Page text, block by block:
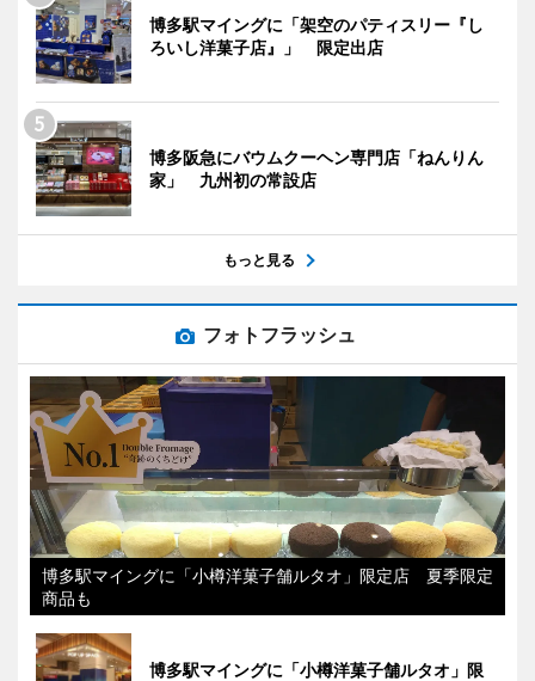
博多駅マイングに「架空のパティスリー『し
ろいし洋菓子店』」 限定出店
博多阪急にバウムクーヘン専門店「ねんりん
家」 九州初の常設店
もっと見る
フォトフラッシュ
博多駅マイングに「小樽洋菓子舗ルタオ」限定店 夏季限定
商品も
博多駅マイングに「小樽洋菓子舗ルタオ」限